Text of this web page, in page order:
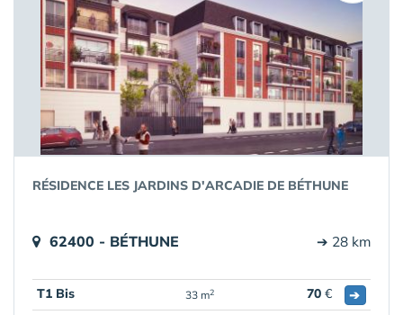
RÉSIDENCE LES JARDINS D'ARCADIE DE BÉTHUNE
62400 - BÉTHUNE ➔ 28 km
T1 Bis 33 m2 70 €
➔